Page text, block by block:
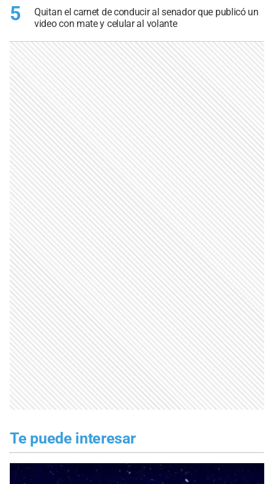
5
Quitan el carnet de conducir al senador que publicó un
video con mate y celular al volante
Te puede interesar